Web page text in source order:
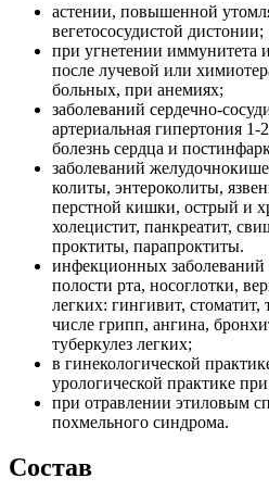
астении, повышенной
вегетососудистой дистонии;
при угнетении иммунитета
после лучевой или
больных, при анемиях;
заболеваний сердечно-
артериальная гипертония
болезнь сердца и
заболеваний
колиты, энтероколиты,
перстной кишки, острый и
холецистит, панкреатит,
проктиты, парапроктиты.
инфекционных заболеваний
полости рта, носоглотки,
легких: гингивит,
числе грипп, ангина,
туберкулез легких;
в гинекологической
урологической практике
при отравлении этиловым
похмельного синдрома.
Состав